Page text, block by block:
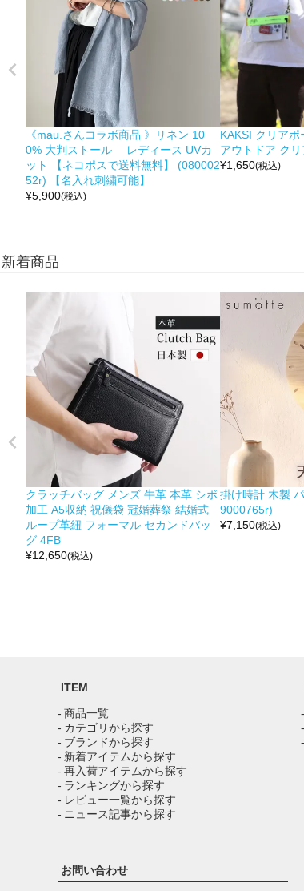
《mau.さんコラボ商品 》リネン 10
0% 大判ストール レディース UVカ
ット 【ネコポスで送料無料】 (080002
52r) 【名入れ刺繍可能】
¥5,900(税込)
KAKSI クリア
アウトドア クリ
¥1,650(税込)
新着商品
クラッチバッグ メンズ 牛革 本革 シボ
加工 A5収納 祝儀袋 冠婚葬祭 結婚式
ループ革紐 フォーマル セカンドバッ
グ 4FB
¥12,650(税込)
掛け時計 木製
9000765r)
¥7,150(税込)
ITEM
- 商品一覧
- カテゴリから探す
- ブランドから探す
- 新着アイテムから探す
- 再入荷アイテムから探す
- ランキングから探す
- レビュー一覧から探す
- ニュース記事から探す
お問い合わせ